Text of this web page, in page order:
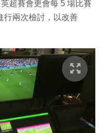
超賽會更會每 5 場比賽
行兩次檢討，以改善